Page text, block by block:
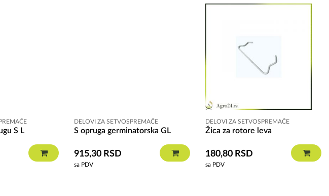
S L
DELOVI ZA SETVOSPREMAČE
S opruga germinatorska GL
915,30 RSD
sa PDV
DELOVI ZA SETVOSPREMAČE
Žica za rotore leva
180,80 RSD
sa PDV